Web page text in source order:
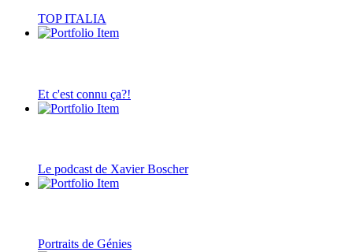
TOP ITALIA
Et c'est connu ça?!
Le podcast de Xavier Boscher
Portraits de Génies